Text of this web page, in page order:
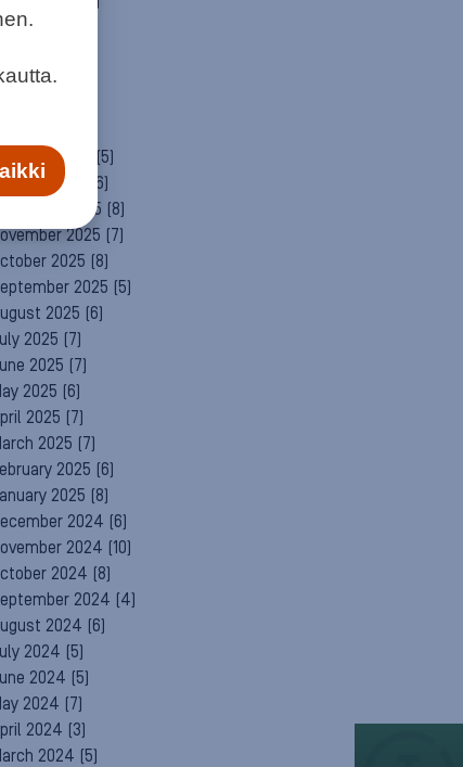
2026
2026
2026
February 2026
(5)
2026
(6)
December 2025 (8)
2025 (7)
2025 (8)
2025 (5)
2025 (6)
2025 (7)
2025 (7)
2025 (6)
2025 (7)
2025 (7)
2025 (6)
2025 (8)
2024 (6)
2024 (10)
2024 (8)
2024 (4)
2024 (6)
2024 (5)
2024 (5)
2024 (7)
2024 (3)
2024 (5)